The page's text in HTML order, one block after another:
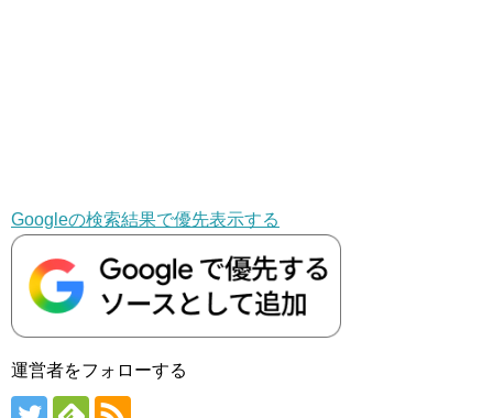
Googleの検索結果で優先表示する
運営者をフォローする